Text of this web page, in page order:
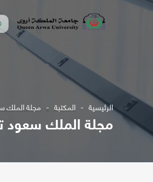
الرئيسية المكتبة مجلة الملك سعود
مجلة الملك سعود تعني